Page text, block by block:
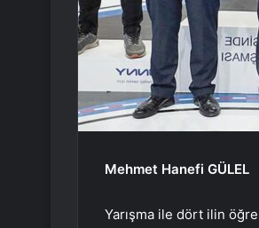
Mehmet Hanefi GÜLEL
Yarışma ile dört ilin